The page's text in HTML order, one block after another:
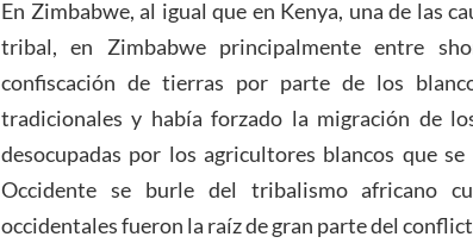
En Zimbabwe, al igual que en Kenya, una de las
tribal, en Zimbabwe principalmente entre
confiscación de tierras por parte de los
tradicionales y había forzado la migración de
desocupadas por los agricultores blancos que
Occidente se burle del tribalismo africano
occidentales fueron la raíz de gran parte del